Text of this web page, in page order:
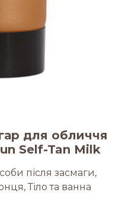
для обличчя
Self-Tan Milk
після засмаги,
, Тіло та ванна